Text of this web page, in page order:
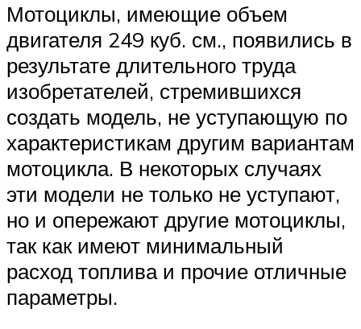
Мотоциклы, имеющие объем
двигателя 249 куб. см., появились в
результате длительного труда
изобретателей, стремившихся
создать модель, не уступающую по
характеристикам другим вариантам
мотоцикла. В некоторых случаях
эти модели не только не уступают,
но и опережают другие мотоциклы,
так как имеют минимальный
расход топлива и прочие отличные
параметры.